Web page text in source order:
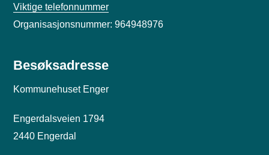
Viktige telefonnummer
Organisasjonsnummer: 964948976
Besøksadresse
Kommunehuset Enger
Engerdalsveien 1794
2440 Engerdal